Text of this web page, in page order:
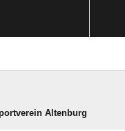
Altenburg